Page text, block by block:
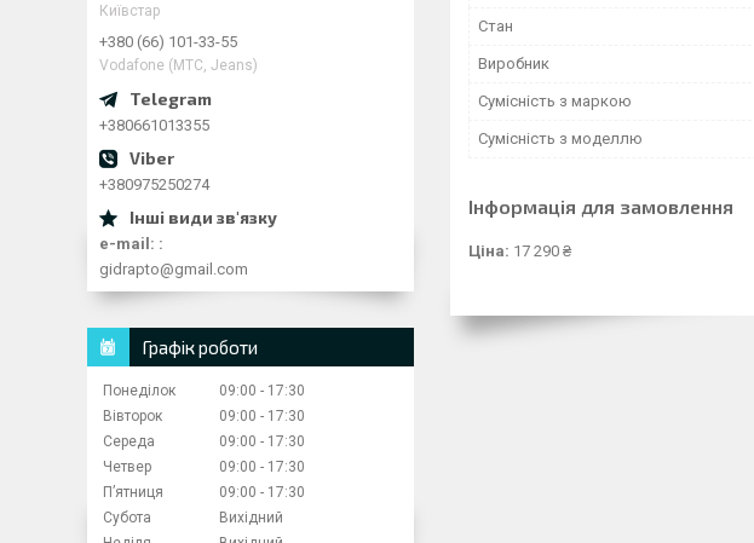
Стан
Виробник
Сумісність з маркою
Сумісність з моделлю
Інформація для замовлення
Ціна: 17 290 ₴
Київстар
+380 (66) 101-33-55
Vodafone (МТС, Jeans)
+380661013355
+380975250274
e-mail:
gidrapto@gmail.com
Графік роботи
Понеділок 09:00
17:30
Вівторок
09:00
17:30
Середа
09:00
17:30
Четвер
09:00
17:30
Пʼятниця
09:00
17:30
Субота
Вихідний